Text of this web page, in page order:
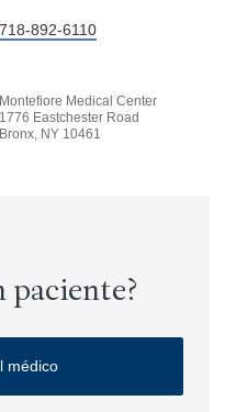
718-892-6110
Montefiore Medical Center
1776 Eastchester Road
Bronx, NY 10461
paciente?
médico